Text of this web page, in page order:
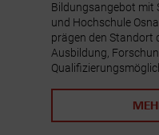
Bildungsangebot mit
und Hochschule
prägen den Standort
Ausbildung,